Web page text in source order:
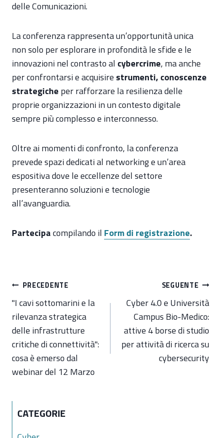
delle Comunicazioni.
La conferenza rappresenta un’opportunità unica
non solo per esplorare in profondità le sfide e le
innovazioni nel contrasto al cybercrime, ma anche
per confrontarsi e acquisire strumenti, conoscenze
strategiche per rafforzare la resilienza delle
proprie organizzazioni in un contesto digitale
sempre più complesso e interconnesso.
Oltre ai momenti di confronto, la conferenza
prevede spazi dedicati al networking e un’area
espositiva dove le eccellenze del settore
presenteranno soluzioni e tecnologie
all’avanguardia.
Partecipacompilando il Form di registrazione.
Navigazione
articoli
PRECEDENTE
"I cavi sottomarini e la
rilevanza strategica
delle infrastrutture
critiche di connettività":
cosa è emerso dal
webinar del 12 Marzo
SEGUENTE
Cyber 4.0 e Università
Campus Bio-Medico:
attive 4 borse di studio
per attività di ricerca su
cybersecurity
CATEGORIE